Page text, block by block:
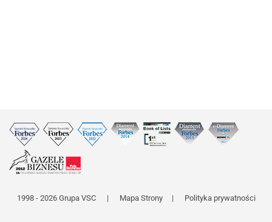
1998 - 2026 Grupa VSC | Mapa Strony | Polityka prywatności